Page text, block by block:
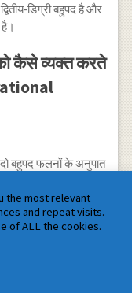
डिग्री बहुपद है और
कैसे व्यक्त करते
बहुपद फलनों के अनुपात
बिंदुओं x का समुच्चय है
फलन में कैसे
convert an
the most relevant
and repeat visits.
of ALL the cookies.